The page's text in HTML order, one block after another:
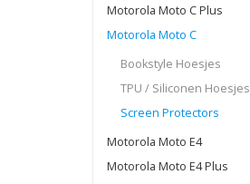
Motorola Moto C Plus
Motorola Moto C
Bookstyle Hoesjes
TPU / Siliconen Hoesjes
Screen Protectors
Motorola Moto E4
Motorola Moto E4 Plus